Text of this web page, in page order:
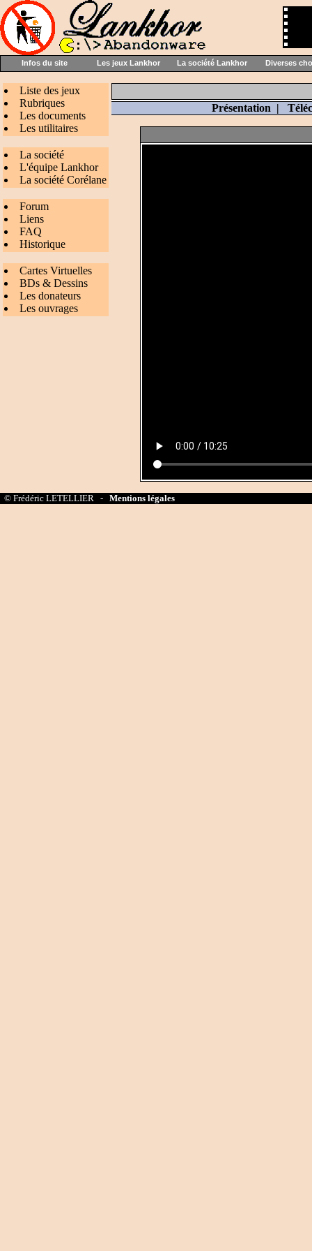
Infos du site Les jeux Lankhor La société Lankhor Diverses
Liste des jeux
Rubriques
Les documents
Les utilitaires
La société
L'équipe Lankhor
La société Corélane
Forum
Liens
FAQ
Historique
Cartes Virtuelles
BDs & Dessins
Les donateurs
Les ouvrages
Présentation |
© Frédéric LETELLIER - Mentions légales